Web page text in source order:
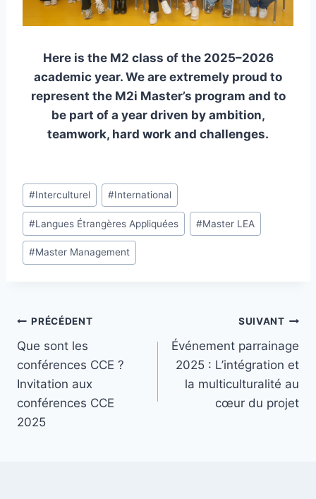
Here is the M2 class of the 2025–2026
academic year. We are extremely proud to
represent the M2i Master’s program and to
be part of a year driven by ambition,
teamwork, hard work and challenges.
Étiquettes
de
la
publication :
#Interculturel #International
#Langues Étrangères Appliquées #Master LEA
#Master Management
Navigation
de
l’article
PRÉCÉDENT
Que sont les
conférences CCE ?
Invitation aux
conférences CCE
2025
SUIVANT
Événement parrainage
2025 : L’intégration et
la multiculturalité au
cœur du projet